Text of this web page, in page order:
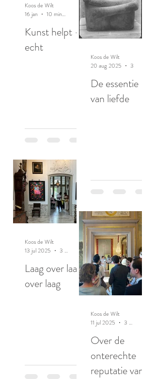
Kunst helpt -
echt
Koos de Wilt
16 jan
10 minuten om te lezen
De essentie
van liefde
Koos de Wilt
20 aug 2025
Laag over laag
over laag
Koos de Wilt
13 jul 2025
3 minuten om te lezen
Over de
onterechte
reputatie van
Koos de Wilt
11 jul 2025
3 minuten om te lezen